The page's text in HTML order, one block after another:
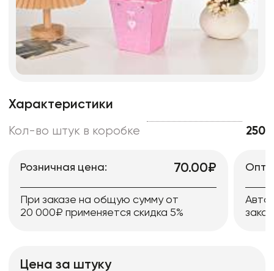
Характеристики
Кол-во штук в коробке 250
Розничная цена: 70.00₽
При заказе на общую сумму от
20 000₽ применяется скидка 5%
Цена за штуку